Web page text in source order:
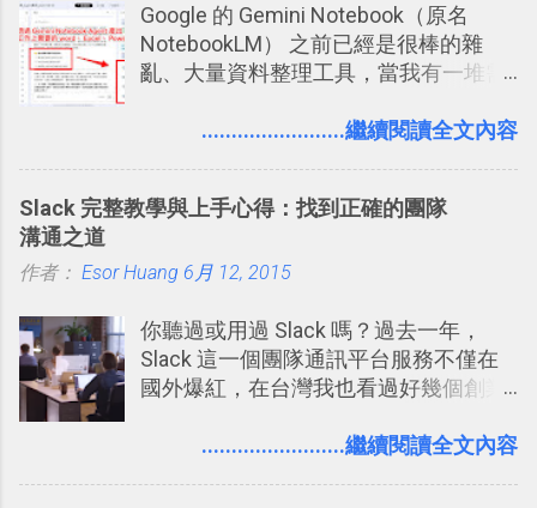
Google 的 Gemini Notebook（原名
NotebookLM） 之前已經是很棒的雜
亂、大量資料整理工具，當我有一堆需
量格式不一的混亂工作文件需要彙整，
Codex 這樣的 AI 工作作進階處理。
........................繼續閱讀全文內容
Slack 完整教學與上手心得：找到正確的團隊
溝通之道
作者： Esor Huang 6月 12, 2015
你聽過或用過 Slack 嗎？過去一年，
Slack 這一個團隊通訊平台服務不僅在
國外爆紅，在台灣我也看過好幾個創業
理，到底 Slack 有什麼魅力？它是不是
........................繼續閱讀全文內容